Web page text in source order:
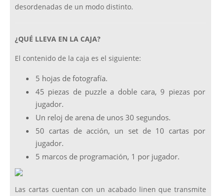
desordenadas de un modo distinto.
¿QUÉ LLEVA EN LA CAJA?
El contenido de la caja es el siguiente:
5 hojas de fotografía.
45 piezas de puzzle a doble cara, 9 piezas por
jugador.
Un reloj de arena de unos 30 segundos.
50 cartas de acción, un set de 10 cartas por
jugador.
5 marcos de programación, 1 por jugador.
Las cartas cuentan con un acabado linen que transmite